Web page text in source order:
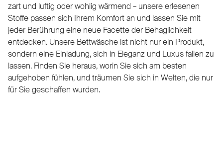
zart und luftig oder wohlig wärmend – unsere erlesenen
Stoffe passen sich Ihrem Komfort an und lassen Sie mit
jeder Berührung eine neue Facette der Behaglichkeit
entdecken. Unsere Bettwäsche ist nicht nur ein Produkt,
sondern eine Einladung, sich in Eleganz und Luxus fallen zu
lassen. Finden Sie heraus, worin Sie sich am besten
aufgehoben fühlen, und träumen Sie sich in Welten, die nur
für Sie geschaffen wurden.